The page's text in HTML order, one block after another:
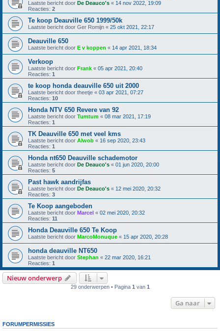
Laatste bericht door De Deauco's « 14 nov 2022, 19:09
Reacties: 2
Te koop Deauville 650 1999/50k
Laatste bericht door Ger Romijn « 25 okt 2021, 22:17
Deauville 650
Laatste bericht door E v koppen « 14 apr 2021, 18:34
Verkoop
Laatste bericht door Frank « 05 apr 2021, 20:40
Reacties: 1
te koop honda deauville 650 uit 2000
Laatste bericht door theetje « 03 apr 2021, 07:27
Reacties: 10
Honda NTV 650 Revere van 92
Laatste bericht door Tumtum « 08 mar 2021, 17:19
Reacties: 1
TK Deauville 650 met veel kms
Laatste bericht door Alwob « 16 sep 2020, 23:43
Reacties: 1
Honda nt650 Deauville schademotor
Laatste bericht door De Deauco's « 01 jun 2020, 20:00
Reacties: 5
Past hawk aandrijfas
Laatste bericht door De Deauco's « 12 mei 2020, 20:32
Reacties: 3
Te Koop aangeboden
Laatste bericht door Marcel « 02 mei 2020, 20:32
Reacties: 11
Honda Deauville 650 Te Koop
Laatste bericht door MarcoMonuque « 15 apr 2020, 20:28
honda deauville NT650
Laatste bericht door Stephan « 22 mar 2020, 16:21
Reacties: 1
Nieuw onderwerp
29 onderwerpen • Pagina 1 van 1
Ga naar
FORUMPERMISSIES